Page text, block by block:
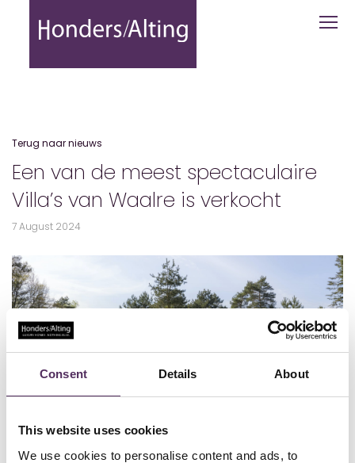
Consent Details About
This website uses cookies
We use cookies to personalise content and ads, to
Een van de meest spectaculaire
Terug naar nieuws
Een van de meest spectaculaire
Villa’s van Waalre is verkocht
7 August 2024